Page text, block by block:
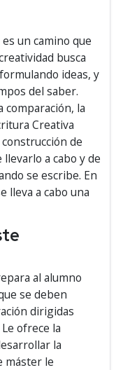
un camino que
busca
ideas, y
del saber.
comparación, la
Creativa
de
a cabo y de
se escribe. En
lleva a cabo una
al alumno
se deben
dirigidas
ofrece la
la
máster le